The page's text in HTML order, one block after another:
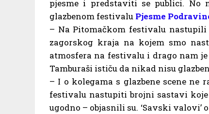
pjesme i predstaviti se publici. No
glazbenom festivalu Pjesme
– Na Pitomačkom festivalu
zagorskog kraja na kojem smo
atmosfera na festivalu i drago nam
Tamburaši ističu da nikad nisu
– I o kolegama s glazbene scene ne
festivalu nastupiti brojni sastavi koje
ugodno – objasnili su. ‘Savski valovi’